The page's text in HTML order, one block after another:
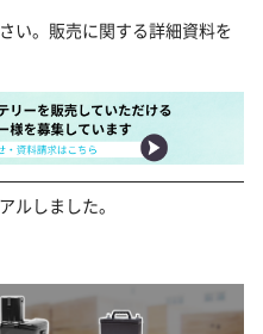
い。販売に関する詳細資料を
ルしました。